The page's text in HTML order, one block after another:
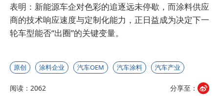
表明：新能源车企对色彩的追逐远未停歇，而涂料供应
商的技术响应速度与定制化能力，正日益成为决定下一
轮车型能否“出圈”的关键变量。
原创 涂料企业 汽车OEM 汽车涂料 汽车产业
阅读：2062 分享至：